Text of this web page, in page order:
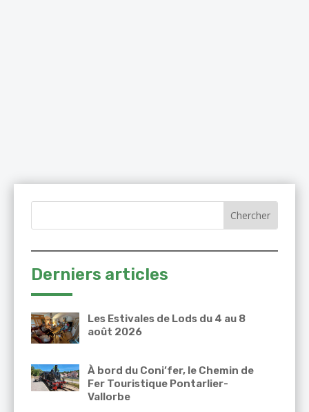
Derniers articles
Les Estivales de Lods du 4 au 8
août 2026
À bord du Coni’fer, le Chemin de
Fer Touristique Pontarlier-
Vallorbe